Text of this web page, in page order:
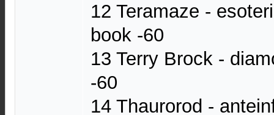
12 Teramaze -
book -60
13 Terry Brock -
-60
14 Thaurorod -